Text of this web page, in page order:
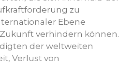
zu
Ebene
verhindern können.
der weltweiten
Verlust von